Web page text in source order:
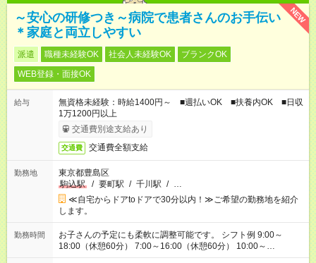
NEW
～安心の研修つき～病院で患者さんのお手伝い
＊家庭と両立しやすい
派遣 職種未経験OK 社会人未経験OK
ブランクOK
WEB登録・面接OK
給与
無資格未経験：時給1400円～ ■週払いOK ■扶養内OK ■日収
1万1200円以上
交通費別途支給あり
交通費 交通費全額支給
勤務地
東京都豊島区
駒込駅
/ 要町駅 / 千川駅 / …
≪自宅からドアtoドアで30分以内！≫ご希望の勤務地を紹介
します。
勤務時間
お子さんの予定にも柔軟に調整可能です。 シフト例 9:00～
18:00（休憩60分） 7:00～16:00（休憩60分） 10:00～
19:00（休憩60分） ※Wワーク希望の方へ 今ご覧のお仕事で希